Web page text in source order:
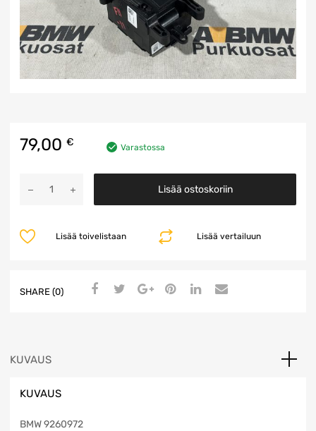
79,00 € Varastossa
määrä
Lisää ostoskoriin
Lisää vertailuun
Lisää toivelistaan
SHARE (0)
KUVAUS
KUVAUS
BMW 9260972